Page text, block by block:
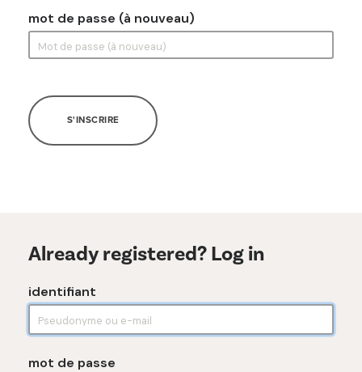
mot de passe (à nouveau)
S'INSCRIRE
Already registered? Log in
identifiant
mot de passe